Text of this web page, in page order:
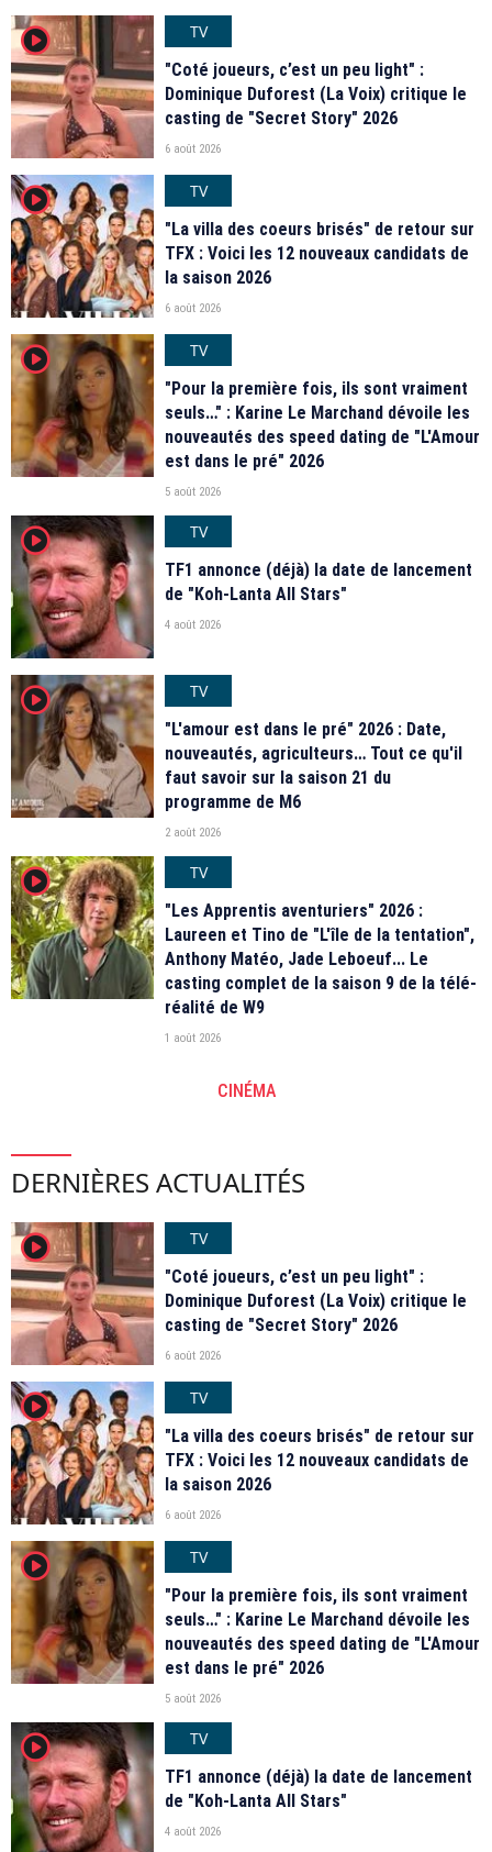
player2
TV
"Coté joueurs, c’est un peu light" :
Dominique Duforest (La Voix) critique le
casting de "Secret Story" 2026
6 août 2026
player2
TV
"La villa des coeurs brisés" de retour sur
TFX : Voici les 12 nouveaux candidats de
la saison 2026
6 août 2026
player2
TV
"Pour la première fois, ils sont vraiment
seuls…" : Karine Le Marchand dévoile les
nouveautés des speed dating de "L'Amour
est dans le pré" 2026
5 août 2026
player2
TV
TF1 annonce (déjà) la date de lancement
de "Koh-Lanta All Stars"
4 août 2026
player2
TV
"L'amour est dans le pré" 2026 : Date,
nouveautés, agriculteurs… Tout ce qu'il
faut savoir sur la saison 21 du
programme de M6
2 août 2026
player2
TV
"Les Apprentis aventuriers" 2026 :
Laureen et Tino de "L'île de la tentation",
Anthony Matéo, Jade Leboeuf... Le
casting complet de la saison 9 de la télé-
réalité de W9
1 août 2026
CINÉMA
DERNIÈRES ACTUALITÉS
player2
TV
"Coté joueurs, c’est un peu light" :
Dominique Duforest (La Voix) critique le
casting de "Secret Story" 2026
6 août 2026
player2
TV
"La villa des coeurs brisés" de retour sur
TFX : Voici les 12 nouveaux candidats de
la saison 2026
6 août 2026
player2
TV
"Pour la première fois, ils sont vraiment
seuls…" : Karine Le Marchand dévoile les
nouveautés des speed dating de "L'Amour
est dans le pré" 2026
5 août 2026
player2
TV
TF1 annonce (déjà) la date de lancement
de "Koh-Lanta All Stars"
4 août 2026